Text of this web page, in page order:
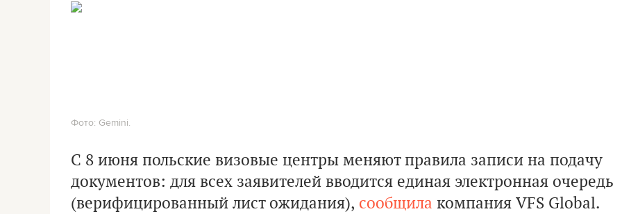
Фото: Gemini.
С 8 июня польские визовые центры меняют правила записи на подачу
документов: для всех заявителей вводится единая электронная очередь
(верифицированный лист ожидания), сообщила компания VFS Global.